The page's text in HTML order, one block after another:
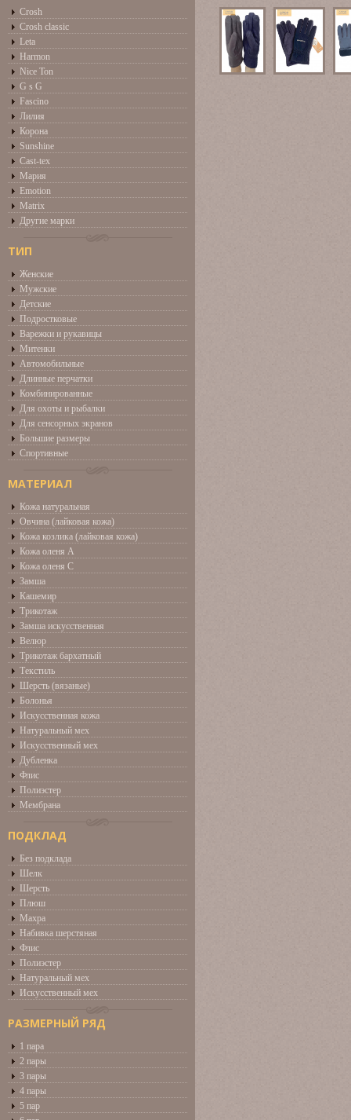
Crosh
Crosh classic
Leta
Harmon
Nice Ton
G s G
Fascino
Лилия
Корона
Sunshine
Cast-tex
Мария
Emotion
Matrix
Другие марки
ТИП
Женские
Мужские
Детские
Подростковые
Варежки и рукавицы
Митенки
Автомобильные
Длинные перчатки
Комбинированные
Для охоты и рыбалки
Для сенсорных экранов
Большие размеры
Спортивные
МАТЕРИАЛ
Кожа натуральная
Овчина (лайковая кожа)
Кожа козлика (лайковая кожа)
Кожа оленя А
Кожа оленя С
Замша
Кашемир
Трикотаж
Замша искусственная
Велюр
Трикотаж бархатный
Текстиль
Шерсть (вязаные)
Болонья
Искусственная кожа
Натуральный мех
Искусственный мех
Дубленка
Флис
Полиэстер
Мембрана
ПОДКЛАД
Без подклада
Шелк
Шерсть
Плюш
Махра
Набивка шерстяная
Флис
Полиэстер
Натуральный мех
Искусственный мех
РАЗМЕРНЫЙ РЯД
1 пара
2 пары
3 пары
4 пары
5 пар